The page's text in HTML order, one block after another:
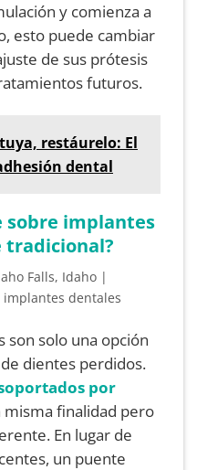
y comienza a
esto puede cambiar
de sus prótesis
futuros.
restáurelo: El
dental
sobre implantes
tradicional?
son solo una opción
dientes perdidos.
por
misma finalidad pero
En lugar de
un puente